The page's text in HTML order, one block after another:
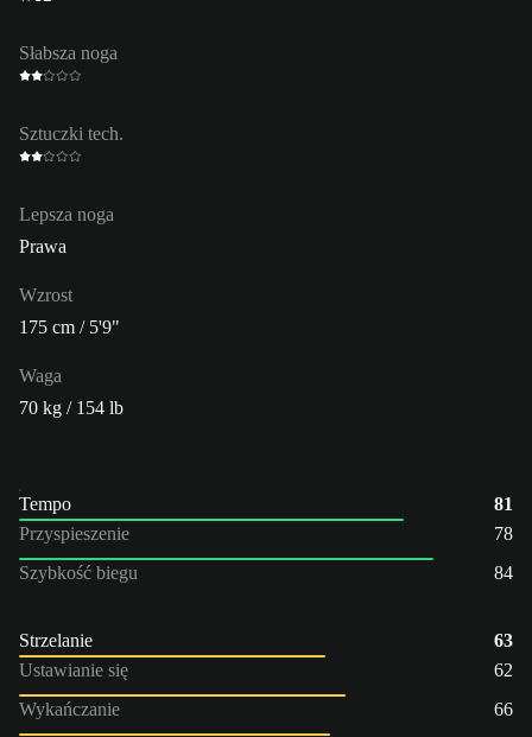
Słabsza noga
Sztuczki tech.
Lepsza noga
Prawa
Wzrost
175 cm / 5'9"
Waga
70 kg / 154 lb
Tempo
81
Przyspieszenie
78
Szybkość biegu
84
Strzelanie
63
Ustawianie się
62
Wykańczanie
66